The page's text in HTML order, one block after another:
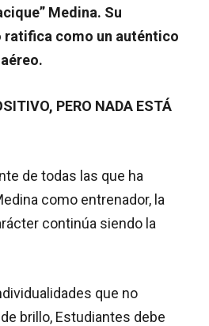
Medina. Su
ratifica como un auténtico
PERO NADA ESTÁ
de todas las que ha
como entrenador, la
continúa siendo la
que no
brillo, Estudiantes debe